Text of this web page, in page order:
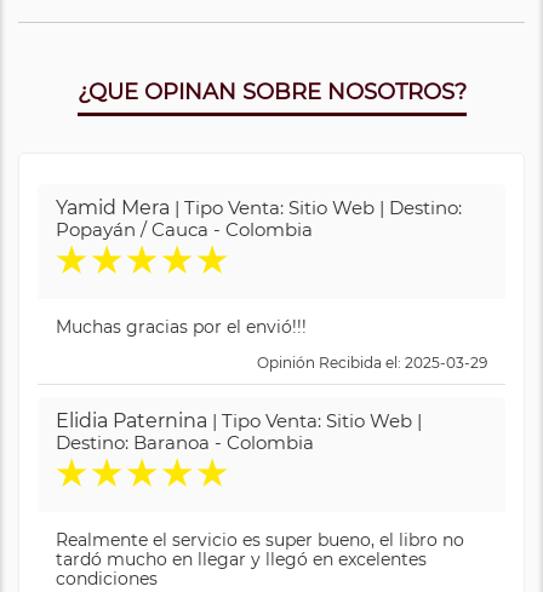
¿QUE OPINAN SOBRE NOSOTROS?
Yamid Mera | Tipo Venta: Sitio Web | Destino:
Popayán / Cauca - Colombia
★★★★★
Muchas gracias por el envió!!!
Opinión Recibida el: 2025-03-29
Elidia Paternina | Tipo Venta: Sitio Web |
Destino: Baranoa - Colombia
★★★★★
Realmente el servicio es super bueno, el libro no
tardó mucho en llegar y llegó en excelentes
condiciones